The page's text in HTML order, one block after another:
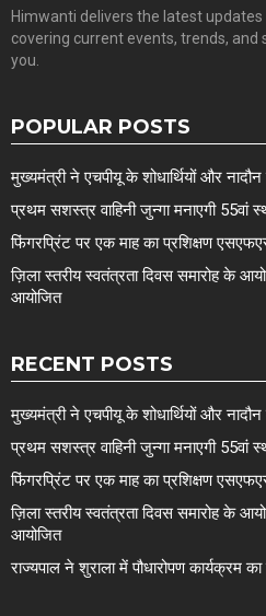
Himwanti delivers the latest
covering current events, trends,
you.
POPULAR POSTS
मुख्यमंत्री ने एचपीयू के शोधार्थियों और नादौन
प्रथम सशस्त्र वाहिनी जुन्गा मनाएगी 55वां
फिंगरप्रिंट पर एक माह का प्रशिक्षण
ज़िला स्तरीय स्वतंत्रता दिवस समारोह के
आयोजित
RECENT POSTS
मुख्यमंत्री ने एचपीयू के शोधार्थियों और नादौन
प्रथम सशस्त्र वाहिनी जुन्गा मनाएगी 55वां
फिंगरप्रिंट पर एक माह का प्रशिक्षण
ज़िला स्तरीय स्वतंत्रता दिवस समारोह के
आयोजित
राज्यपाल ने शुराला में पौधारोपण कार्यक्रम